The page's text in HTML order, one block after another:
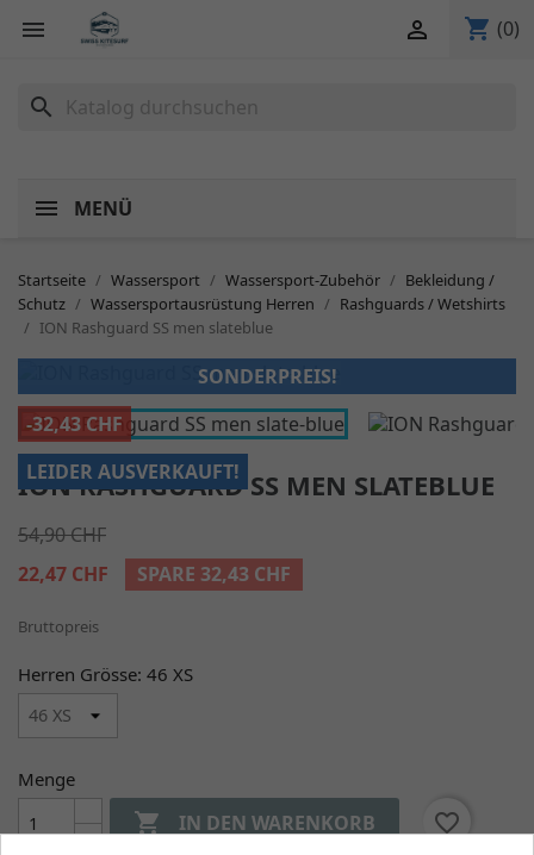
 shopping_cart (0)

search
MENÜ
Startseite Wassersport Wassersport-Zubehör
Bekleidung /
Schutz
Wassersportausrüstung Herren
Rashguards / Wetshirts
ION Rashguard SS men slateblue
SONDERPREIS!
-32,43 CHF
LEIDER AUSVERKAUFT!
ION RASHGUARD SS MEN SLATEBLUE
54,90 CHF
22,47 CHF
SPARE 32,43 CHF
Bruttopreis
Herren Grösse: 46 XS
Menge
 IN DEN WARENKORB
favorite_border